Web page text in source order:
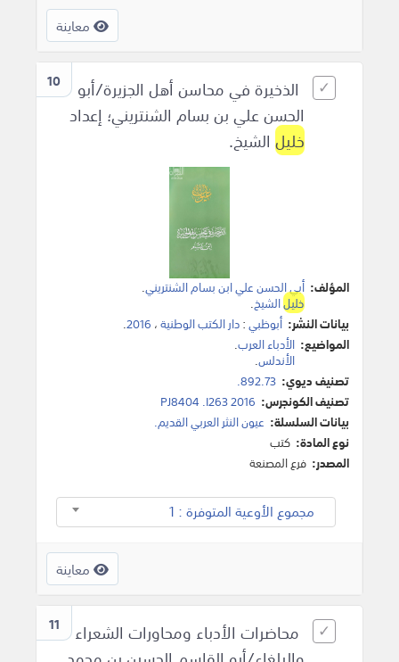
معاينة
10
الذخيرة في محاسن أهل الجزيرة/أبو
الحسن علي بن بسام الشنتريني؛ إعداد
خليل الشيخ.
المؤلف: أبي الحسن علي ابن بسام الشنتريني.
خليلالشيخ.
بيانات النشر: أبوظبي:دار الكتب الوطنية، 2016
.
المواضيع: الأدباء العرب.
الأندلس.
تصنيف ديوي: 892.73.
تصنيف الكونجرس: PJ8404 .I263 2016
بيانات السلسلة: عيون النثر العربي القديم.
نوع المادة: كتب
المصدر: فرع المصنعة
مجموع الأوعية المتوفرة : 1
معاينة
11
محاضرات الأدباء ومحاورات الشعراء